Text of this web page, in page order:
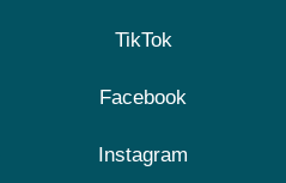
TikTok
Facebook
Instagram